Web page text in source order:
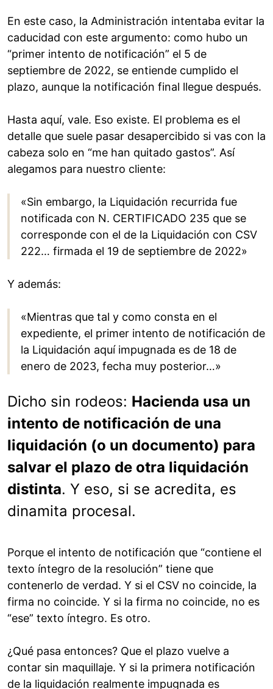
En este caso, la Administración intentaba evitar la
caducidad con este argumento: como hubo un
“primer intento de notificación” el 5 de
septiembre de 2022, se entiende cumplido el
plazo, aunque la notificación final llegue después.
Hasta aquí, vale. Eso existe. El problema es el
detalle que suele pasar desapercibido si vas con la
cabeza solo en “me han quitado gastos”. Así
alegamos para nuestro cliente:
«Sin embargo, la Liquidación recurrida fue
notificada con N. CERTIFICADO 235 que se
corresponde con el de la Liquidación con CSV
222… firmada el 19 de septiembre de 2022»
Y además:
«Mientras que tal y como consta en el
expediente, el primer intento de notificación de
la Liquidación aquí impugnada es de 18 de
enero de 2023, fecha muy posterior…»
Dicho sin rodeos: Hacienda usa un
intento de notificación de una
liquidación (o un documento) para
salvar el plazo de otra liquidación
distinta. Y eso, si se acredita, es
dinamita procesal.
Porque el intento de notificación que “contiene el
texto íntegro de la resolución” tiene que
contenerlo de verdad. Y si el CSV no coincide, la
firma no coincide. Y si la firma no coincide, no es
“ese” texto íntegro. Es otro.
¿Qué pasa entonces? Que el plazo vuelve a
contar sin maquillaje. Y si la primera notificación
de la liquidación realmente impugnada es